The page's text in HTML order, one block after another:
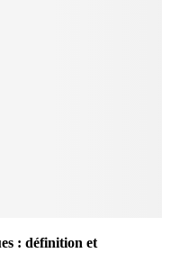
: définition et